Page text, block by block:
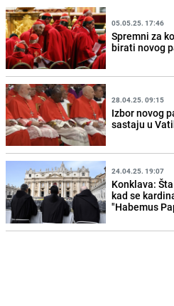
05.05.25. 17:46
Spremni za
birati novog
28.04.25. 09:15
Izbor novog
sastaju u
24.04.25. 19:07
Konklava:
kad se
"Habemus